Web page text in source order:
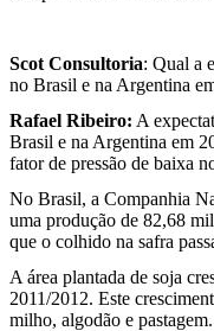
Scot Consultoria: Qual a
no Brasil e na Argentina
Rafael Ribeiro: A
Brasil e na Argentina em
fator de pressão de baixa
No Brasil, a Companhia
uma produção de 82,68
que o colhido na safra
A área plantada de soja
2011/2012. Este
milho, algodão e pastagem.